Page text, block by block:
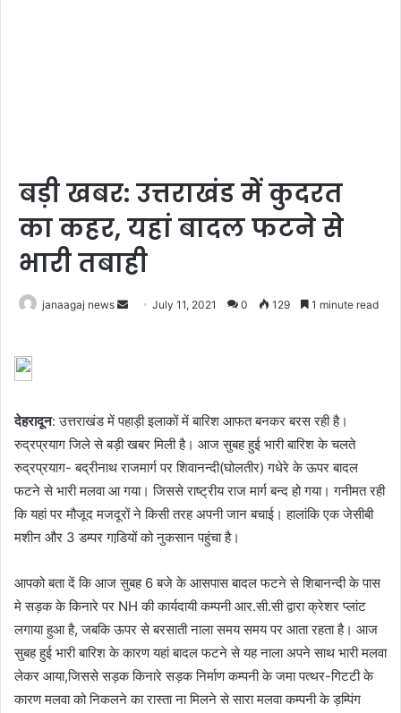
बड़ी खबर: उत्तराखंड में कुदरत
का कहर, यहां बादल फटने से
भारी तबाही
janaagaj news
SendJuly 11, 2021 0 129 1 minute read
देहरादून: उत्तराखंड में पहाड़ी इलाकों में बारिश आफत बनकर बरस रही है।
रुद्रप्रयाग जिले से बड़ी खबर मिली है। आज सुबह हुई भारी बारिश के चलते
रुद्रप्रयाग- बद्रीनाथ राजमार्ग पर शिवानन्दी(घोलतीर) गधेरे के ऊपर बादल
फटने से भारी मलवा आ गया। जिससे राष्ट्रीय राज मार्ग बन्द हो गया। गनीमत रही
कि यहां पर मौजूद मजदूरों ने किसी तरह अपनी जान बचाई। हालांकि एक जेसीबी
मशीन और 3 डम्पर गाडि़यों को नुकसान पहुंचा है।
आपको बता दें कि आज सुबह 6 बजे के आसपास बादल फटने से शिबानन्दी के पास
मे सड़क के किनारे पर NH की कार्यदायी कम्पनी आर.सी.सी द्वारा क्रेशर प्लांट
लगाया हुआ है, जबकि ऊपर से बरसाती नाला समय समय पर आता रहता है। आज
सुबह हुई भारी बारिश के कारण यहां बादल फटने से यह नाला अपने साथ भारी मलवा
लेकर आया,जिससे सड़क किनारे सड़क निर्माण कम्पनी के जमा पत्थर-गिटटी के
कारण मलवा को निकलने का रास्ता ना मिलने से सारा मलवा कम्पनी के ड़म्पिंग